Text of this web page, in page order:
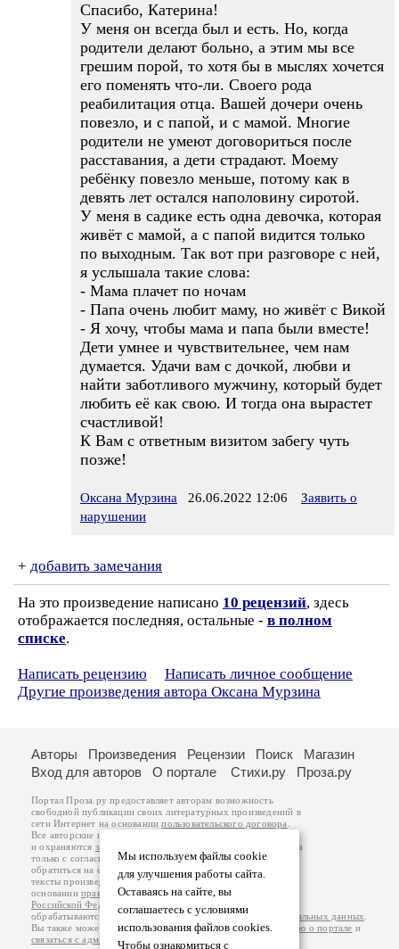
Спасибо, Катерина!
У меня он всегда был и есть. Но, когда
родители делают больно, а этим мы все
грешим порой, то хотя бы в мыслях хочется
его поменять что-ли. Своего рода
реабилитация отца. Вашей дочери очень
повезло, и с папой, и с мамой. Многие
родители не умеют договориться после
расставания, а дети страдают. Моему
ребёнку повезло меньше, потому как в
девять лет остался наполовину сиротой.
У меня в садике есть одна девочка, которая
живёт с мамой, а с папой видится только
по выходным. Так вот при разговоре с ней,
я услышала такие слова:
- Мама плачет по ночам
- Папа очень любит маму, но живёт с Викой
- Я хочу, чтобы мама и папа были вместе!
Дети умнее и чувствительнее, чем нам
думается. Удачи вам с дочкой, любви и
найти заботливого мужчину, который будет
любить её как свою. И тогда она вырастет
счастливой!
К Вам с ответным визитом забегу чуть
позже!
Оксана Мурзина 26.06.2022 12:06
Заявить о
нарушении
+ добавить замечания
На это произведение написано 10 рецензий, здесь
отображается последняя, остальные - в полном
списке.
Написать рецензию
Написать личное сообщение
Другие произведения автора Оксана Мурзина
Мы используем файлы cookie
для улучшения работы сайта.
Оставаясь на сайте, вы
соглашаетесь с условиями
использования файлов cookies.
Чтобы ознакомиться с
Авторы Произведения Рецензии Поиск
Магазин
Вход для авторов
О портале Стихи.ру Проза.ру
Портал Проза.ру предоставляет авторам возможность
свободной публикации своих литературных произведений в
сети Интернет на основаниипользовательского договора
Все авторские права на произведения принадлежат авторам
и охраняются законом
. Перепечатка произведений возможна
только с согласия его автора, к которому вы можете
обратиться на его авторской странице. Ответственность за
тексты произведений авторы несут самостоятельно на
основанииправил публикацииизаконодательства
Российской Федерации
обрабатываются на основанииПолитики обработки персональных данных
Вы также можете посмотреть более подробнуюинформацию о портале и
связаться с администрацией